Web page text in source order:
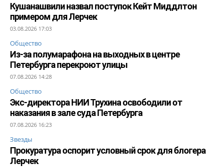
Кушанашвили назвал поступок Кейт Миддлтон
примером для Лерчек
03.08.2026 17:03
Общество
Из-за полумарафона на выходных в центре
Петербурга перекроют улицы
07.08.2026 14:28
Общество
Экс-директора НИИ Трухина освободили от
наказания в зале суда Петербурга
07.08.2026 16:23
Звезды
Прокуратура оспорит условный срок для блогера
Лерчек